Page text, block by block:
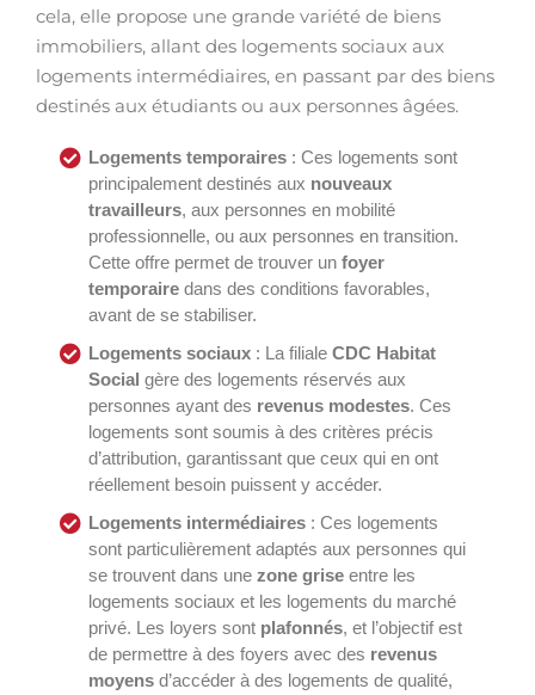
cela, elle propose une grande variété de biens
immobiliers, allant des logements sociaux aux
logements intermédiaires, en passant par des biens
destinés aux étudiants ou aux personnes âgées.
Logements temporaires : Ces logements sont
principalement destinés aux nouveaux
travailleurs, aux personnes en mobilité
professionnelle, ou aux personnes en transition.
Cette offre permet de trouver un foyer
temporaire dans des conditions favorables,
avant de se stabiliser.
Logements sociaux : La filiale CDC Habitat
Social gère des logements réservés aux
personnes ayant des revenus modestes. Ces
logements sont soumis à des critères précis
d’attribution, garantissant que ceux qui en ont
réellement besoin puissent y accéder.
Logements intermédiaires : Ces logements
sont particulièrement adaptés aux personnes qui
se trouvent dans une zone grise entre les
logements sociaux et les logements du marché
privé. Les loyers sont plafonnés, et l’objectif est
de permettre à des foyers avec des revenus
moyens d’accéder à des logements de qualité,